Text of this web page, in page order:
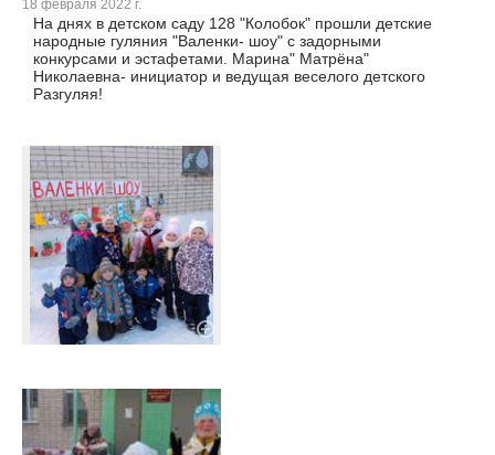
18 февраля 2022 г.
На днях в детском саду 128 "Колобок" прошли детские
народные гуляния "Валенки- шоу" с задорными
конкурсами и эстафетами. Марина" Матрёна"
Николаевна- инициатор и ведущая веселого детского
Разгуляя!